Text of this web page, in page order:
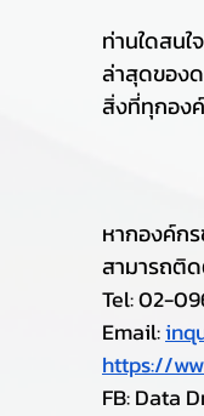
ท่านใดสน
ล่าสุดของด
สิ่งที่ทุกอง
หากองค์ก
สามารถติ
Tel: 02-
Email:
https://
FB: Data